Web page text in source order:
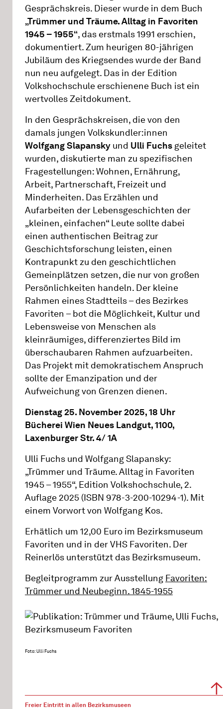
Gesprächskreis. Dieser wurde in dem Buch
„Trümmer und Träume. Alltag in Favoriten
1945 – 1955“, das erstmals 1991 erschien,
dokumentiert. Zum heurigen 80-jährigen
Jubiläum des Kriegsendes wurde der Band
nun neu aufgelegt. Das in der Edition
Volkshochschule erschienene Buch ist ein
wertvolles Zeitdokument.
In den Gesprächskreisen, die von den
damals jungen Volkskundler:innen
Wolfgang Slapansky und Ulli Fuchs geleitet
wurden, diskutierte man zu spezifischen
Fragestellungen: Wohnen, Ernährung,
Arbeit, Partnerschaft, Freizeit und
Minderheiten. Das Erzählen und
Aufarbeiten der Lebensgeschichten der
„kleinen, einfachen“ Leute sollte dabei
einen authentischen Beitrag zur
Geschichtsforschung leisten, einen
Kontrapunkt zu den geschichtlichen
Gemeinplätzen setzen, die nur von großen
Persönlichkeiten handeln. Der kleine
Rahmen eines Stadtteils – des Bezirkes
Favoriten – bot die Möglichkeit, Kultur und
Lebensweise von Menschen als
kleinräumiges, differenziertes Bild im
überschaubaren Rahmen aufzuarbeiten.
Das Projekt mit demokratischem Anspruch
sollte der Emanzipation und der
Aufweichung von Grenzen dienen.
Dienstag 25. November 2025, 18 Uhr
Bücherei Wien Neues Landgut, 1100,
Laxenburger Str. 4/ 1A
Ulli Fuchs und Wolfgang Slapansky:
„Trümmer und Träume. Alltag in Favoriten
1945 – 1955“, Edition Volkshochschule, 2.
Auflage 2025 (ISBN 978-3-200-10294-1). Mit
einem Vorwort von Wolfgang Kos.
Erhätlich um 12,00 Euro im Bezirksmuseum
Favoriten und in der VHS Favoriten. Der
Reinerlös unterstützt das Bezirksmuseum.
Begleitprogramm zur Ausstellung Favoriten:
Trümmer und Neubeginn. 1845-1955
Foto: Ulli Fuchs
Freier Eintritt in allen Bezirksmuseen